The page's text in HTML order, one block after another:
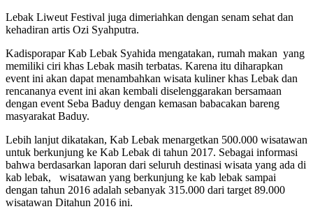
Lebak Liweut Festival juga dimeriahkan dengan senam sehat dan
kehadiran artis Ozi Syahputra.
Kadisporapar Kab Lebak Syahida mengatakan, rumah makan yang
memiliki ciri khas Lebak masih terbatas. Karena itu diharapkan
event ini akan dapat menambahkan wisata kuliner khas Lebak dan
rencananya event ini akan kembali diselenggarakan bersamaan
dengan event Seba Baduy dengan kemasan babacakan bareng
masyarakat Baduy.
Lebih lanjut dikatakan, Kab Lebak menargetkan 500.000 wisatawan
untuk berkunjung ke Kab Lebak di tahun 2017. Sebagai informasi
bahwa berdasarkan laporan dari seluruh destinasi wisata yang ada di
kab lebak, wisatawan yang berkunjung ke kab lebak sampai
dengan tahun 2016 adalah sebanyak 315.000 dari target 89.000
wisatawan Ditahun 2016 ini.